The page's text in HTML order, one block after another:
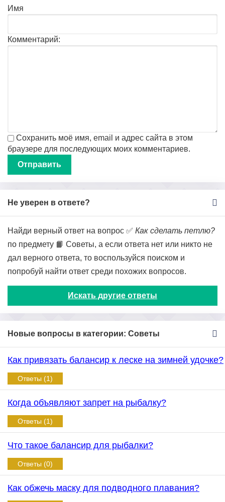
Имя
Комментарий:
Сохранить моё имя, email и адрес сайта в этом
браузере для последующих моих комментариев.
Не уверен в ответе?
Найди верный ответ на вопрос ✅ Как сделать петлю?
по предмету 📙 Советы, а если ответа нет или никто не
дал верного ответа, то воспользуйся поиском и
попробуй найти ответ среди похожих вопросов.
Искать другие ответы
Новые вопросы в категории: Советы
Как привязать балансир к леске на зимней удочке?
Ответы (1)
Когда объявляют запрет на рыбалку?
Ответы (1)
Что такое балансир для рыбалки?
Ответы (0)
Как обжечь маску для подводного плавания?